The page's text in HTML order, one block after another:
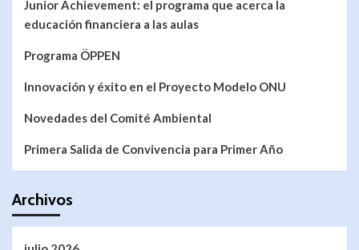
Junior Achievement: el programa que acerca la
educación financiera a las aulas
Programa ÖPPEN
Innovación y éxito en el Proyecto Modelo ONU
Novedades del Comité Ambiental
Primera Salida de Convivencia para Primer Año
Archivos